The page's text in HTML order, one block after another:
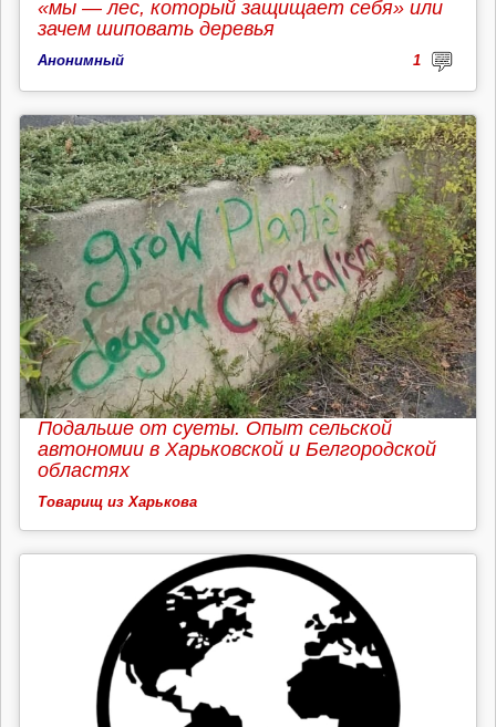
«мы — лес, который защищает себя» или
зачем шиповать деревья
Анонимный 1
Подальше от суеты. Опыт сельской
автономии в Харьковской и Белгородской
областях
Товарищ из Харькова